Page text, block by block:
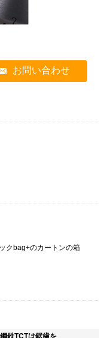
お問い合わせ
クbag+のカートンの箱
鉄TCTは鋸歯を